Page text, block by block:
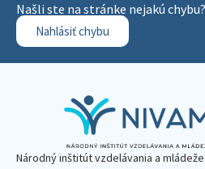
Našli ste na stránke nejakú
Nahlásiť chybu
Národný inštitút vzdelávania a